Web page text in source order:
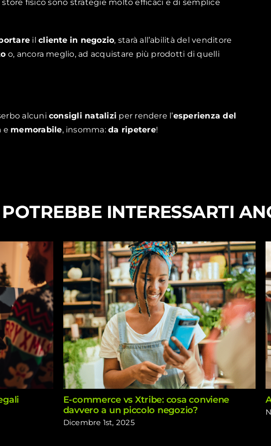
fisico sono strategie molto efficaci e di semplice
ilcliente in negozio, starà all’abilità del venditore
o, ancora meglio, ad acquistare più prodotti di quelli
alcuni consigli natalizi per rendere l’esperienza del
e memorabile, insomma:da ripetere!
POTREBBE INTERESSARTI
E-commerce vs Xtribe: cosa conviene
davvero a un piccolo negozio?
Dicembre 1st, 2025